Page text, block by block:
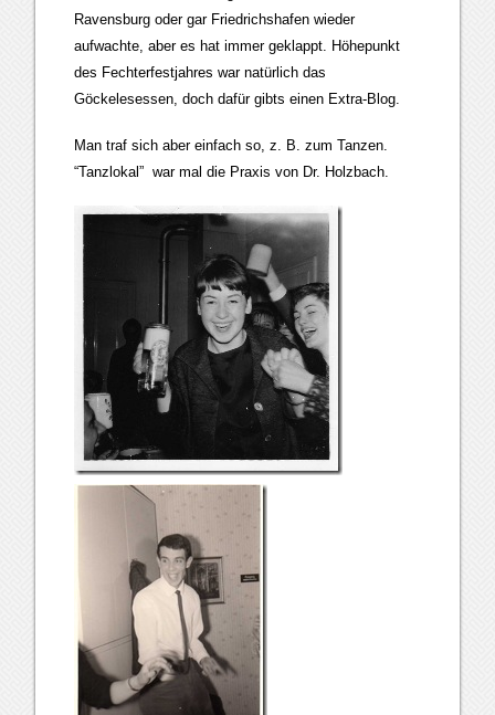
Ravensburg oder gar Friedrichshafen wieder
aufwachte, aber es hat immer geklappt. Höhepunkt
des Fechterfestjahres war natürlich das
Göckelesessen, doch dafür gibts einen Extra-Blog.
Man traf sich aber einfach so, z. B. zum Tanzen.
“Tanzlokal” war mal die Praxis von Dr. Holzbach.